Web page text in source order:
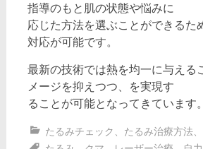
指導のもと肌の状態や悩みに
応じた方法を選ぶことができるた
対応が可能です。
最新の技術では熱を均一に与える
メージを抑えつつ、を実現す
ることが可能となってきています。
たるみチェック 、 たるみ治療方法、